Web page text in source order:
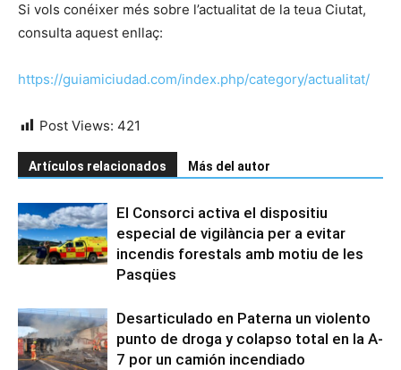
Si vols conéixer més sobre l’actualitat de la teua Ciutat,
consulta aquest enllaç:
https://guiamiciudad.com/index.php/category/actualitat/
Post Views: 421
Artículos relacionados Más del autor
El Consorci activa el dispositiu
especial de vigilància per a evitar
incendis forestals amb motiu de les
Pasqües
Desarticulado en Paterna un violento
punto de droga y colapso total en la A-
7 por un camión incendiado